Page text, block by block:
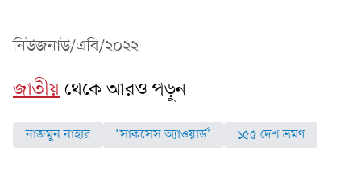
নিউজনাউ/এবি/২০২২
জাতীয়থেকে আরও পড়ুন
নাজমুন নাহার ‘সাকসেস অ্যাওয়ার্ড’ ১৫৫ দেশ ভ্রমণ